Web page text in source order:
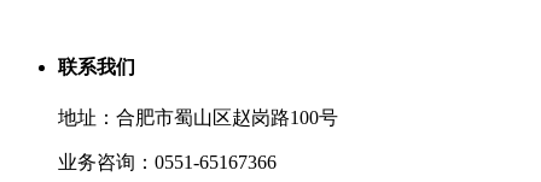
联系我们
地址：合肥市蜀山区赵岗路100号
业务咨询：0551-65167366